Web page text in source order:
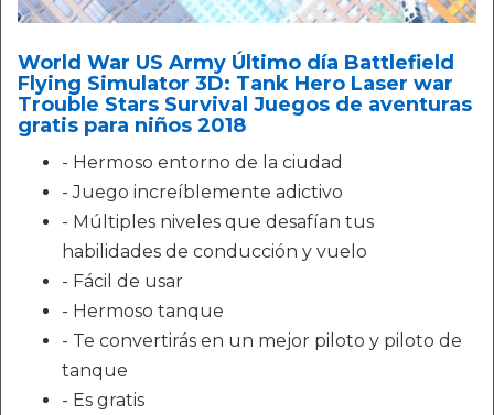
World War US Army Último día Battlefield
Flying Simulator 3D: Tank Hero Laser war
Trouble Stars Survival Juegos de aventuras
gratis para niños 2018
- Hermoso entorno de la ciudad
- Juego increíblemente adictivo
- Múltiples niveles que desafían tus
habilidades de conducción y vuelo
- Fácil de usar
- Hermoso tanque
- Te convertirás en un mejor piloto y piloto de
tanque
- Es gratis